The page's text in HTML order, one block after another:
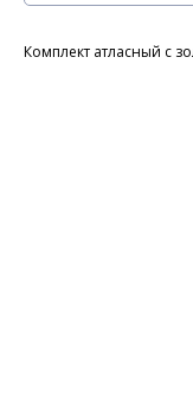
Комплект атласный с